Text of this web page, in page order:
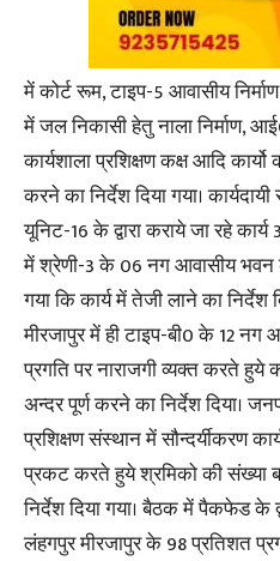
में कोर्ट रूम, टाइप-5 आवासीय
में जल निकासी हेतु नाला निर्माण,
कार्यशाला प्रशिक्षण कक्ष आदि
करने का निर्देश दिया गया।
यूनिट-16 के द्वारा कराये जा रहे कार्य
में श्रेणी-3 के 06 नग आवासीय भवन
गया कि कार्य में तेजी लाने का निर्देश
मीरजापुर में ही टाइप-बी0 के 12
प्रगति पर नाराजगी व्यक्त करते
अन्दर पूर्ण करने का निर्देश दिया।
प्रशिक्षण संस्थान में सौन्दर्यीकरण
प्रकट करते हुये श्रमिको की संख्या
निर्देश दिया गया। बैठक में पैकफेड के
लंहगपुर मीरजापुर के 98 प्रतिशत